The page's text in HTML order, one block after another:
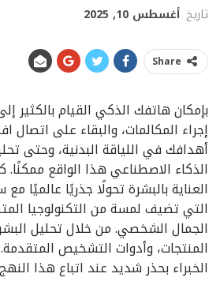
تاريخ أغسطس 10, 2025
Share
بإمكان هاتفك الذكي القيام
إجراء المكالمات، والبقاء على اتصال
أهدافك في اللياقة البدنية، وحتى
الذكاء الاصطناعي هذا الواقع
العناية بالبشرة تحولًا جذريًا عالميًا
التي تضيف لمسة من التكنولوجيا
الجمال الشخصي. من خلال تحليل
المنتجات، وأدوات التشخيص
الخبراء بحذر شديد عند اتباع هذا